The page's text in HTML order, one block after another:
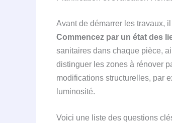
Avant de démarrer les travaux,
Commencez par un état des
sanitaires dans chaque pièce,
distinguer les zones à rénover
modifications structurelles, par
luminosité.
Voici une liste des questions